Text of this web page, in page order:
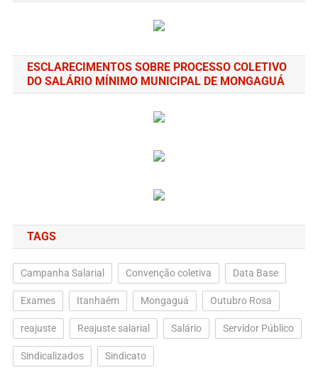
ESCLARECIMENTOS SOBRE PROCESSO COLETIVO
DO SALÁRIO MÍNIMO MUNICIPAL DE MONGAGUÁ
TAGS
Campanha Salarial Convenção coletiva Data Base
Exames Itanhaém Mongaguá Outubro Rosa
reajuste Reajuste salarial Salário Servidor Público
Sindicalizados Sindicato